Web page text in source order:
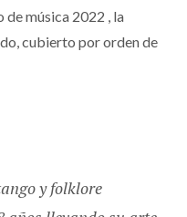
música 2022 , la
cubierto por orden de
y folklore